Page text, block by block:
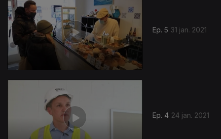
Ep. 5 31 jan. 2021
Ep. 4 24 jan. 2021